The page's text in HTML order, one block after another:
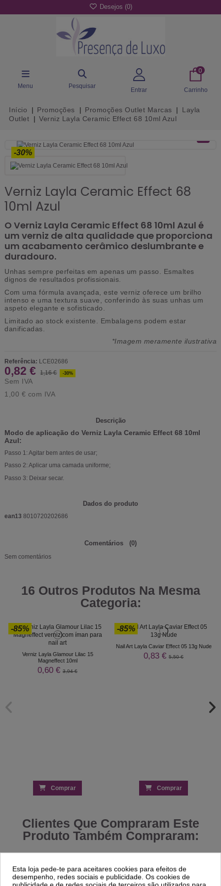
Desejos (0)
Menu Pesquisar
Entrar
0
Carrinho
Início Promoções Promoções Outlet Marcas
Layla
Outlet
Verniz Layla Ceramic Effect 68 10ml Azul
-30%
Verniz Layla Ceramic Effect 68
10ml Azul
O Verniz Layla Ceramic Effect 68 10ml Azul é
um verniz de alta qualidade que proporciona
um acabamento cerâmico deslumbrante e
duradouro.
Unhas sempre perfeitas em apenas um passo. Esmaltes
dignos de resultados profissionais.
Com uma fórmula avançada, este verniz oferece um brilho
intenso e uma textura suave, conferindo às suas unhas um
aspeto elegante e sofisticado.
Limitado ao stock existente. Embalagens podem estar
danificadas.
*Imagem meramente ilustrativa
Referência: LCE02686
0,82 € 1,16 € -30%
Sem IVA
1,00 € com IVA
Descrição
Modo de aplicação do Verniz Layla Ceramic Effect 68 10ml
Azul:
Passo 1: Agitar bem antes de usar;
Passo 2: Aplicar uma camada uniforme;
Passo 3: Deixar secar.
Dados do produto
ean13 8010720202686
Comentários (0)
Sem comentários
16 Outros Produtos Na Mesma
Categoria:
-85%
Verniz Layla Glamour Lilac 15
Magneffect 10ml
0,60 € 3,94 €
Comprar
-85%
Nail Art Layla Caviar Effect 05 13g Nude
0,83 € 5,50 €
Comprar
Clientes Que Compraram Este
Produto Também Compraram:
Verniz Layla Ceramic Effect 84 10ml
Verniz Layla 05 Softouch Effect 10ml
Esta loja pede-te para aceitares cookies para efeitos de
desempenho, redes sociais e publicidade. Os cookies de